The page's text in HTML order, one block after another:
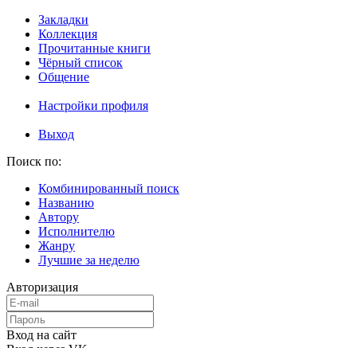
Закладки
Коллекция
Прочитанные книги
Чёрный список
Общение
Настройки профиля
Выход
Поиск по:
Комбинированный поиск
Названию
Автору
Исполнителю
Жанру
Лучшие за неделю
Авторизация
Вход на сайт